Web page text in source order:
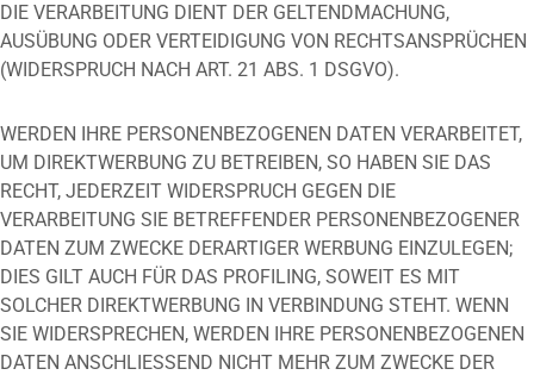
DIE VERARBEITUNG DIENT DER GELTENDMACHUNG,
AUSÜBUNG ODER VERTEIDIGUNG VON RECHTSANSPRÜCHEN
(WIDERSPRUCH NACH ART. 21 ABS. 1 DSGVO).
WERDEN IHRE PERSONENBEZOGENEN DATEN VERARBEITET,
UM DIREKTWERBUNG ZU BETREIBEN, SO HABEN SIE DAS
RECHT, JEDERZEIT WIDERSPRUCH GEGEN DIE
VERARBEITUNG SIE BETREFFENDER PERSONENBEZOGENER
DATEN ZUM ZWECKE DERARTIGER WERBUNG EINZULEGEN;
DIES GILT AUCH FÜR DAS PROFILING, SOWEIT ES MIT
SOLCHER DIREKTWERBUNG IN VERBINDUNG STEHT. WENN
SIE WIDERSPRECHEN, WERDEN IHRE PERSONENBEZOGENEN
DATEN ANSCHLIESSEND NICHT MEHR ZUM ZWECKE DER